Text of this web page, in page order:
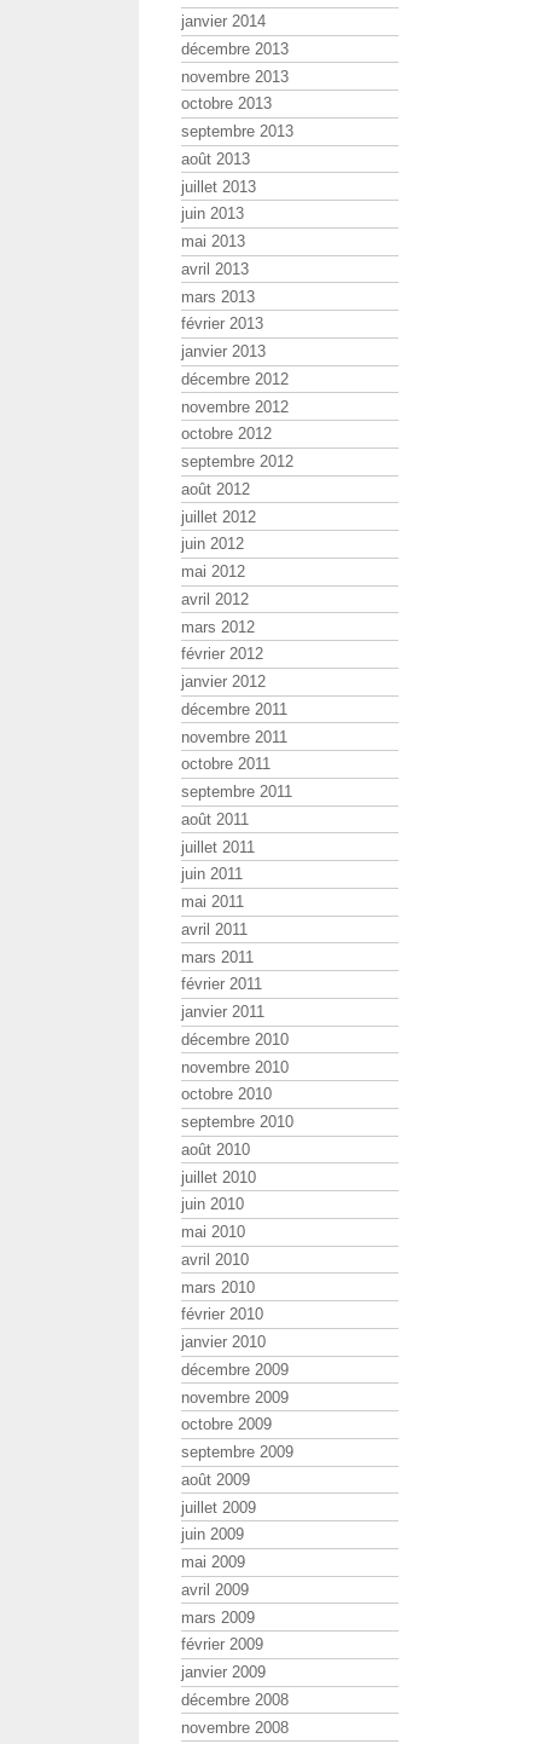
janvier 2014
décembre 2013
novembre 2013
octobre 2013
septembre 2013
août 2013
juillet 2013
juin 2013
mai 2013
avril 2013
mars 2013
février 2013
janvier 2013
décembre 2012
novembre 2012
octobre 2012
septembre 2012
août 2012
juillet 2012
juin 2012
mai 2012
avril 2012
mars 2012
février 2012
janvier 2012
décembre 2011
novembre 2011
octobre 2011
septembre 2011
août 2011
juillet 2011
juin 2011
mai 2011
avril 2011
mars 2011
février 2011
janvier 2011
décembre 2010
novembre 2010
octobre 2010
septembre 2010
août 2010
juillet 2010
juin 2010
mai 2010
avril 2010
mars 2010
février 2010
janvier 2010
décembre 2009
novembre 2009
octobre 2009
septembre 2009
août 2009
juillet 2009
juin 2009
mai 2009
avril 2009
mars 2009
février 2009
janvier 2009
décembre 2008
novembre 2008